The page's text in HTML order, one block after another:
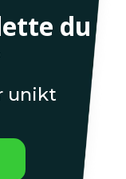
du
unikt